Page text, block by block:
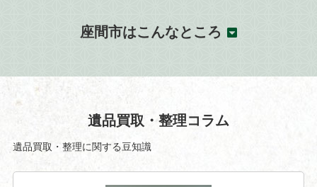
座間市はこんなところ
遺品買取・整理コラム
遺品買取・整理に関する豆知識